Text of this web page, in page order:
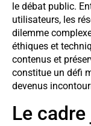
le débat public.
utilisateurs, les
dilemme
éthiques et
contenus et
constitue un défi
devenus
Le